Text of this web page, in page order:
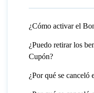
¿Cómo activar el
¿Puedo retirar los
Cupón?
¿Por qué se canceló